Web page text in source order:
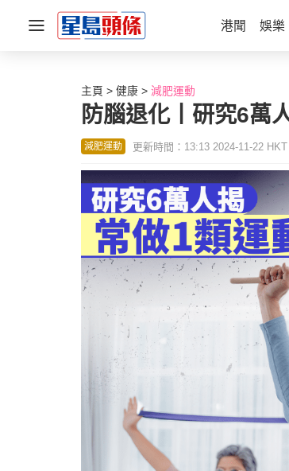
港聞 娛樂
主頁 健康 減肥運動
防腦退化丨研究6萬
減肥運動 更新時間：13:13 2024-11-22 HKT